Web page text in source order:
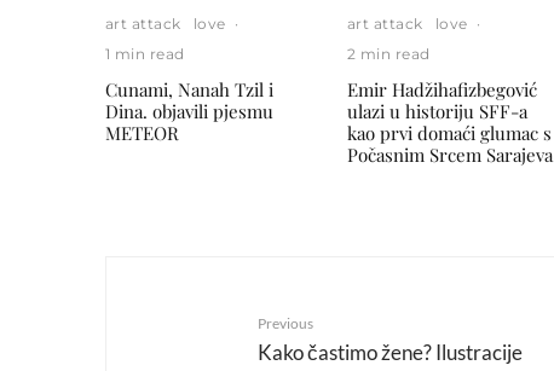
art attack love ·
1 min read
Cunami, Nanah Tzil i
Dina. objavili pjesmu
METEOR
art attack love ·
2 min read
Emir Hadžihafizbegović
ulazi u historiju SFF-a
kao prvi domaći glumac s
Počasnim Srcem Sarajeva
Previous
Kako častimo žene? Ilustracije